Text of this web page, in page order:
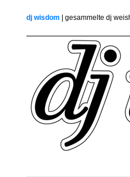
dj wisdom | gesammelte dj